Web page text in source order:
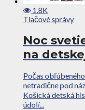
1.8K
Tlačové správy
Noc
na
Počas
netradične pod
Košická detská
údolí...